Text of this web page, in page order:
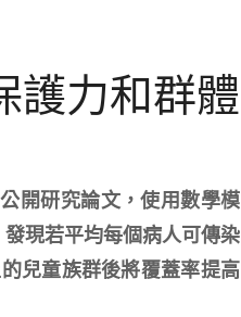
護力和群體
開研究論文，使用數學模
現若平均每個病人可傳染
兒童族群後將覆蓋率提高